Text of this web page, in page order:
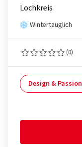
Lochkreis
Wintertauglich
(0)
Design & Passion